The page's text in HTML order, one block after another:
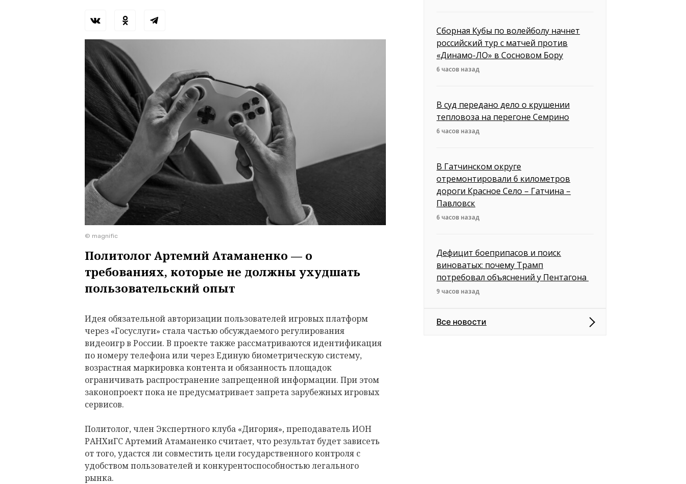
© magnific
Политолог Артемий Атаманенко — о
требованиях, которые не должны ухудшать
пользовательский опыт
Идея обязательной авторизации пользователей игровых платформ
через «Госуслуги» стала частью обсуждаемого регулирования
видеоигр в России. В проекте также рассматриваются идентификация
по номеру телефона или через Единую биометрическую систему,
возрастная маркировка контента и обязанность площадок
ограничивать распространение запрещенной информации. При этом
законопроект пока не предусматривает запрета зарубежных игровых
сервисов.
Политолог, член Экспертного клуба «Дигория», преподаватель ИОН
РАНХиГС Артемий Атаманенко считает, что результат будет зависеть
от того, удастся ли совместить цели государственного контроля с
удобством пользователей и конкурентоспособностью легального
рынка.
Сборная Кубы по волейболу начнет
российский тур с матчей против
«Динамо-ЛО» в Сосновом Бору
6 часов назад
В суд передано дело о крушении
тепловоза на перегоне Семрино
6 часов назад
В Гатчинском округе
отремонтировали 6 километров
дороги Красное Село – Гатчина –
Павловск
6 часов назад
Дефицит боеприпасов и поиск
виноватых: почему Трамп
потребовал объяснений у Пентагона
9 часов назад
Все новости